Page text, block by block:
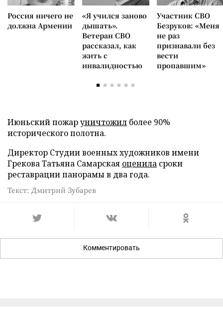
Россия ничего не
должна Армении
«Я учился заново
дышать».
Ветеран СВО
рассказал, как
жить с
инвалидностью
Участник СВО
Безруков: «Меня
не раз
признавали без
вести
пропавшим»
Июньский пожаруничтожил более 90%
исторического полотна.
Директор Студии военных художников имени
Грекова Татьяна Самарская оценила сроки
реставрации панорамы в два года.
Текст: Дмитрий Зубарев
Комментировать